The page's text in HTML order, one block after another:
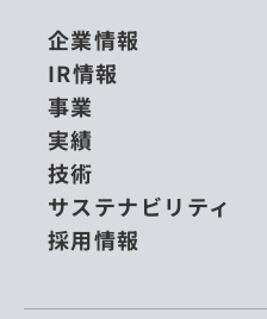
企業情報
IR情報
事業
実績
技術
サステナビリティ
採用情報